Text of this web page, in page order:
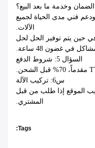
ضمان لمدة 12 شهرًا ودعم فني مدى الحياة لجميع
الآلات.
في غضون 12 ساعة في حين يتم توفير الحل لحل
في غضون 48 ساعة.
السؤال 5: شروط الدفع
س6: تركيب الآلة
الموقع إذا طلب من قبل
المشتري.
Tags: